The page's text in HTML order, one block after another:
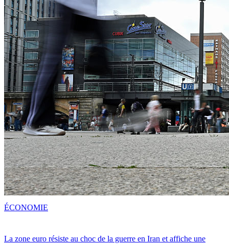
La zone euro résiste au choc de la guerre en Iran et affiche une
ÉCONOMIE